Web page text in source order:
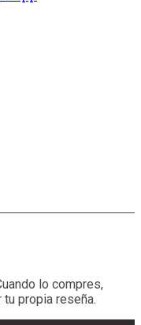
lo compres,
propia reseña.